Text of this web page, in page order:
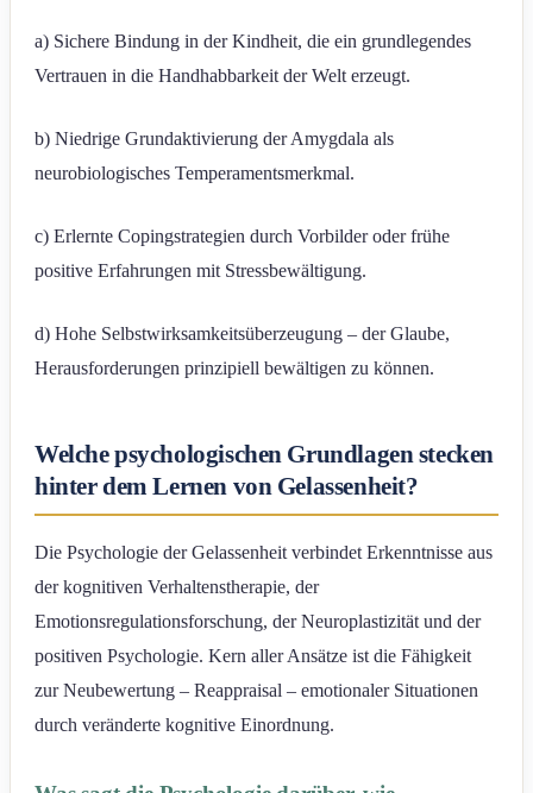
a) Sichere Bindung in der Kindheit, die ein grundlegendes
Vertrauen in die Handhabbarkeit der Welt erzeugt.
b) Niedrige Grundaktivierung der Amygdala als
neurobiologisches Temperamentsmerkmal.
c) Erlernte Copingstrategien durch Vorbilder oder frühe
positive Erfahrungen mit Stressbewältigung.
d) Hohe Selbstwirksamkeitsüberzeugung – der Glaube,
Herausforderungen prinzipiell bewältigen zu können.
Welche psychologischen Grundlagen stecken
hinter dem Lernen von Gelassenheit?
Die Psychologie der Gelassenheit verbindet Erkenntnisse aus
der kognitiven Verhaltenstherapie, der
Emotionsregulationsforschung, der Neuroplastizität und der
positiven Psychologie. Kern aller Ansätze ist die Fähigkeit
zur Neubewertung – Reappraisal – emotionaler Situationen
durch veränderte kognitive Einordnung.